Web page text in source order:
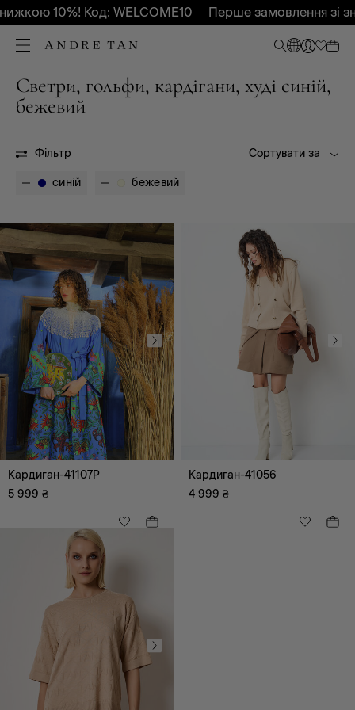
10%! Код: WELCOME10 Перше замовлення зі
Светри, гольфи, кардігани, худі синій,
бежевий
Фільтр
Всі
Весна - Літо 2026
Осінь-Зима 2026
Повсякденний
Одяг
Верхній одяг
Спідниці
Сукні, сарафани
Блузи, туніки, сорочки
Брюки
Светри, гольфи,
кардігани, худі
Піджаки, жакети,
жилети
Шорти
Сортувати за
синій бежевий
Кардиган-41107P
5 999 ₴
Кардиган-41056
4 999 ₴